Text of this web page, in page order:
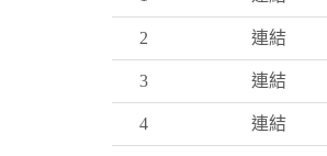
2 連結
3 連結
4 連結